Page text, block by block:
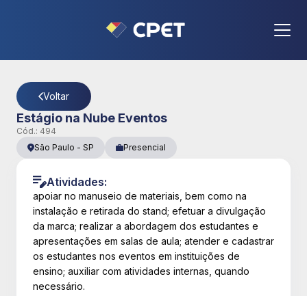
Voltar
Estágio na Nube Eventos
Cód.: 494
São Paulo - SP Presencial
Atividades:
apoiar no manuseio de materiais, bem como na
instalação e retirada do stand; efetuar a divulgação
da marca; realizar a abordagem dos estudantes e
apresentações em salas de aula; atender e cadastrar
os estudantes nos eventos em instituições de
ensino; auxiliar com atividades internas, quando
necessário.